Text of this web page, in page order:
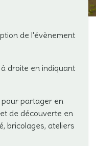
de l'évènement
droite en indiquant
partager en
de découverte en
bricolages, ateliers